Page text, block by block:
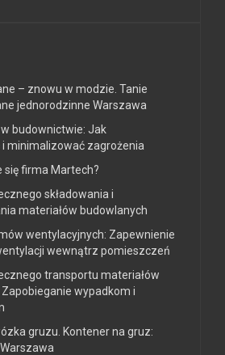
– znowu w modzie. Tanie
jednorodzinne Warszawa
budownictwie: Jak
minimalizować zagrożenia
się firma Martech?
składowania i
materiałów budowlanych
wentylacyjnych: Zapewnienie
wewnątrz pomieszczeń
transportu materiałów
wypadkom i
gruzu. Kontener na gruz: